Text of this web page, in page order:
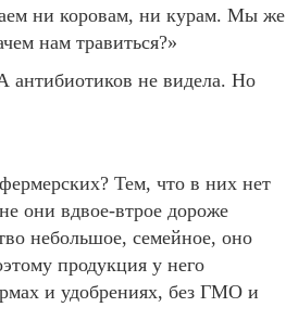
ни коровам, ни курам. Мы же
нам травиться?»
антибиотиков не видела. Но
Тем, что в них нет
они вдвое-втрое дороже
небольшое, семейное, оно
продукция у него
и удобрениях, без ГМО и